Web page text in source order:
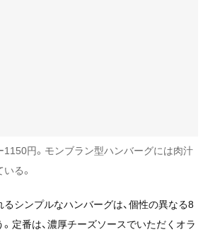
円。モンブラン型ハンバーグには肉汁
る。
シンプルなハンバーグは、個性の異なる8
定番は、濃厚チーズソースでいただくオラ